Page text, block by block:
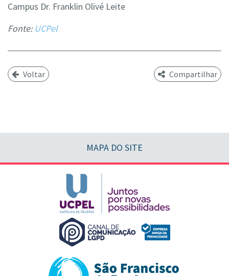
Campus Dr. Franklin Olivé Leite
Fonte:UCPel
Voltar Compartilhar
MAPA DO SITE